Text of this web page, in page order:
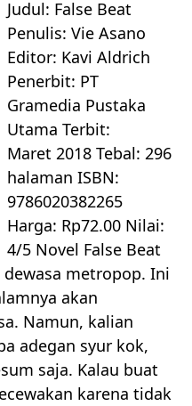
Judul: False Beat
Penulis: Vie Asano
Editor: Kavi Aldrich
Penerbit: PT
Gramedia Pustaka
Utama Terbit:
Maret 2018 Tebal: 296
halaman ISBN:
9786020382265
Harga: Rp72.00 Nilai:
4/5 Novel False Beat
metropop. Ini
akan
Namun, kalian
adegan syur kok,
saja. Kalau buat
karena tidak